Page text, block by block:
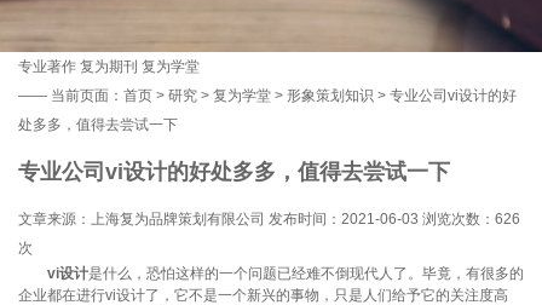
专业著作 复为期刊 复为学堂
—— 当前页面： 首页 > 研究 > 复为学堂 > 形象策划知识 > 专业公司vi设计的好
处多多，值得去尝试一下
专业公司vi设计的好处多多，值得去尝试一下
文章来源：上海复为品牌策划有限公司 发布时间：2021-06-03 浏览次数： 626
次
vi设计是什么，恐怕这样的一个问题已经难不倒现代人了。毕竟，有很多的
企业都在进行vi设计了，它不是一个新兴的事物，只是人们给予它的关注度高